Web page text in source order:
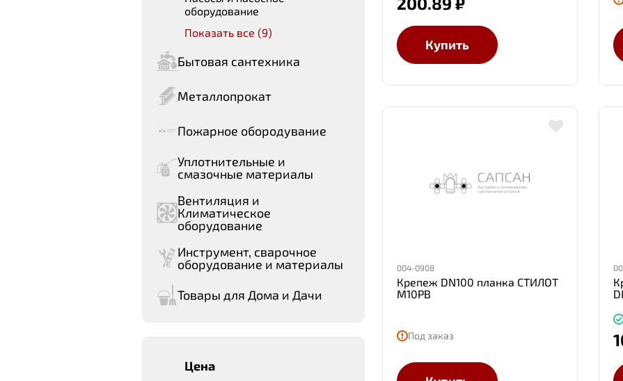
оборудование
Показать все (9)
Бытовая сантехника
Металлопрокат
Пожарное обородувание
Уплотнительные и
смазочные материалы
Вентиляция и
Климатическое
оборудование
Инструмент, сварочное
оборудование и материалы
Товары для Дома и Дачи
Цена
Купить
004-0908
Крепеж DN100 планка СТИЛОТ
М10PB
Под заказ